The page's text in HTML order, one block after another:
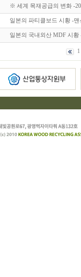
※ 세계 목재공급의 변화 -
일본의 파티클보드 시황 -
일본의 국내외산 MDF 시
1